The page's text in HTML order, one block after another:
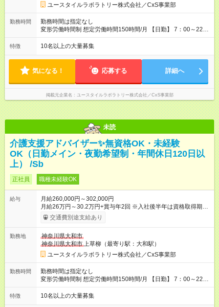
り 試用期間の長さ：2ヶ月 雇用形態、給与は本採用時と同じで
す。
ユースタイルラボラトリー株式会社／CxS事業部
勤務時間
勤務時間は指定なし
変形労働時間制 想定労働時間150時間/月 【日勤】 7：00～22：
00の間で7.5時間勤務／休憩1時間 【夜勤】 17：00～翌10：00
の15時間勤務／休憩２時間 ※勤務時間は各施設のシフトによる
間程度）
特徴 10名以上の大量募集
気になる！ 応募する 詳細へ
掲載元企業名 ユースタイルラボラトリー株式会社／CxS事業部
未読
介護支援アドバイザー✨無資格OK・未経験
OK（日勤メイン・夜勤希望制・年間休日120日以
上） /Sb
正社員 職種未経験OK
給与
月給260,000円～302,000円
月給26万円～30.2万円+賞与年2回 ※入社後半年は資格取得期間
として研修月給22.9万円～になる場合がございます。 （保有資
格・経験等により変動） 【入社後のモデル月収】 ［入社］ 無
／月収26万円 ［入社3年］ エリアリーダー・介護福祉士／月
収30.2万円 ［入社3年目以降］ ジュニアコーディネー／月収
36.6万円以上 ※経験・能力等を考慮。 【試用期間】試用期間あ
り 試用期間の長さ：2ヶ月 雇用形態、給与は本採用時と同じで
す。
交通費別途支給あり
勤務地
神奈川県大和市
神奈川県大和市上草柳（最寄り駅：大和駅）
ユースタイルラボラトリー株式会社／CxS事業部
勤務時間
勤務時間は指定なし
変形労働時間制 想定労働時間150時間/月 【日勤】 7：00～22：
00の間で7.5時間勤務／休憩1時間 【夜勤】 17：00～翌10：00
の15時間勤務／休憩2時間 ※勤務時間は各施設のシフトによるシ
特徴 10名以上の大量募集